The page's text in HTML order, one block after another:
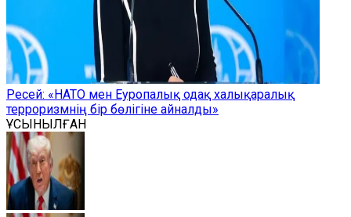
Ресей: «НАТО мен Еуропалық одақ халықаралық
терроризмнің бір бөлігіне айналды»
ҰСЫНЫЛҒАН